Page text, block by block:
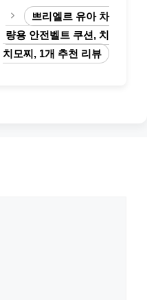
쁘리엘르 유아 차
량용 안전벨트 쿠션, 치
치모찌, 1개 추천 리뷰